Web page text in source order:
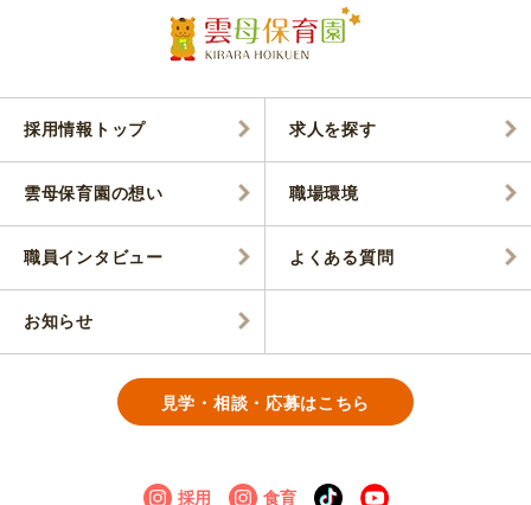
採用情報トップ 求人を探す
雲母保育園の想い 職場環境
職員インタビュー よくある質問
お知らせ
見学・相談・応募はこちら
採用 食育